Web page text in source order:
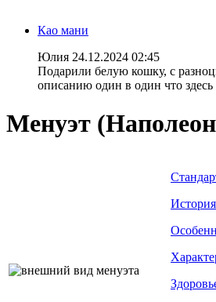
Као мани
Юлия 24.12.2024 02:45
Подарили белую кошку, с
описанию один в один что
Менуэт